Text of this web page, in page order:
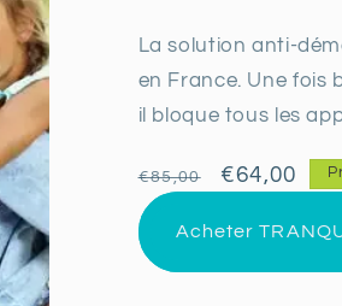
La solution anti-
en France. Une fois
il bloque tous les
P
r
i
€85,00
P
i
x
€64,00
Acheter